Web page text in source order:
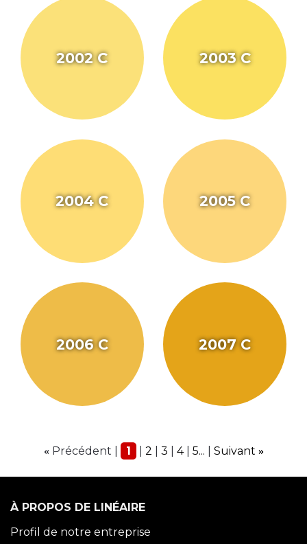
2002 C 2003 C
2004 C 2005 C
2006 C 2007 C
« Précédent 1 2 3 4 5... Suivant »
À PROPOS DE LINÉAIRE
Profil de notre entreprise